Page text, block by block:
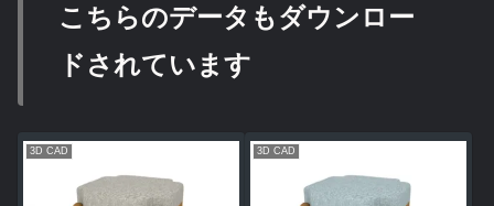
こちらのデータもダウンロー
ドされています
3D CAD 3D CAD